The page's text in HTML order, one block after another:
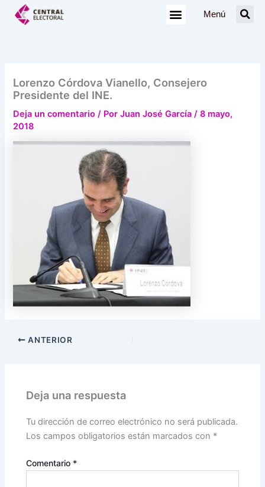
Menú
Lorenzo Córdova Vianello, Consejero
Presidente del INE.
Deja un comentario / PorJuan José García/8 mayo,
2018
ANTERIOR
Deja una respuesta
Tu dirección de correo electrónico no será publicada.
Los campos obligatorios están marcados con *
Comentario *